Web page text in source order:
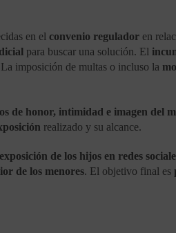
en el convenio regulador en
para buscar una solución. El
imposición de multas o incluso la
de honor, intimidad e imagen del
realizado y su alcance.
exposición de los hijos en redes
de los menores. El objetivo final es